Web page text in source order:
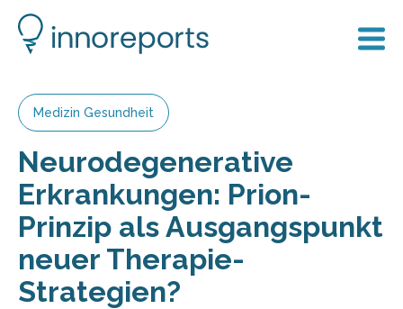
Medizin Gesundheit
Neurodegenerative
Erkrankungen: Prion-
Prinzip als Ausgangspunkt
neuer Therapie-
Strategien?